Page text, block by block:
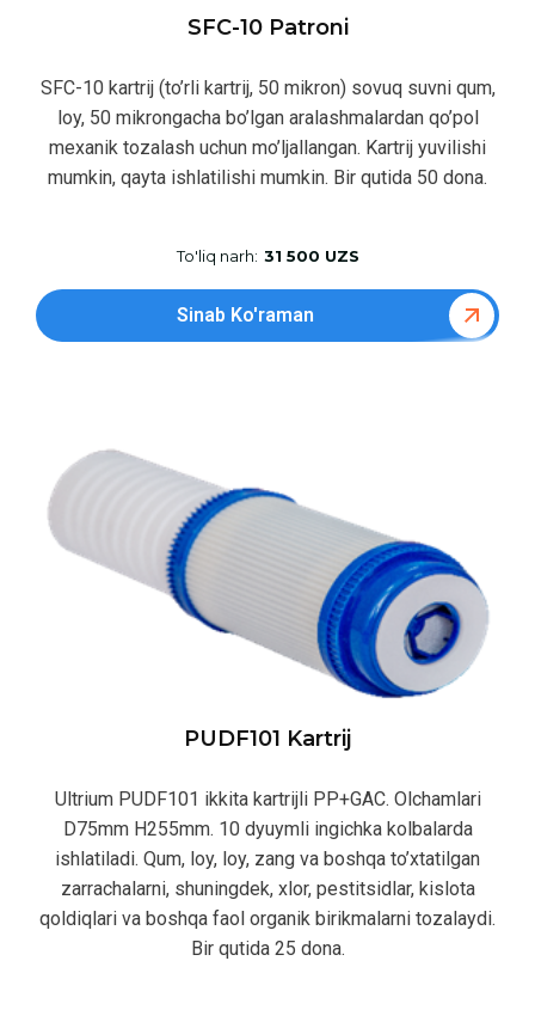
SFC-10 Patroni
SFC-10 kartrij (to’rli kartrij, 50 mikron) sovuq suvni qum,
loy, 50 mikrongacha bo’lgan aralashmalardan qo’pol
mexanik tozalash uchun mo’ljallangan. Kartrij yuvilishi
mumkin, qayta ishlatilishi mumkin. Bir qutida 50 dona.
To'liq narh: 31 500 UZS
Sinab Ko'raman
PUDF101 Kartrij
Ultrium PUDF101 ikkita kartrijli PP+GAC. Olchamlari
D75mm H255mm. 10 dyuymli ingichka kolbalarda
ishlatiladi. Qum, loy, loy, zang va boshqa to’xtatilgan
zarrachalarni, shuningdek, xlor, pestitsidlar, kislota
qoldiqlari va boshqa faol organik birikmalarni tozalaydi.
Bir qutida 25 dona.